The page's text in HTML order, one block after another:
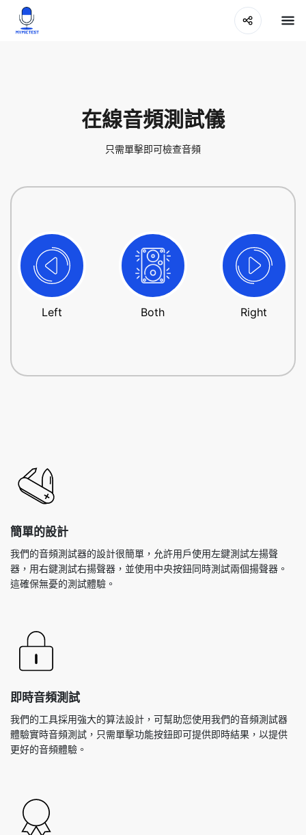
在線音頻測試儀
只需單擊即可檢查音頻
Left Both Right
簡單的設計
我們的音頻測試器的設計很簡單，允許用戶使用左鍵測試左揚聲
器，用右鍵測試右揚聲器，並使用中央按鈕同時測試兩個揚聲器。
這確保無憂的測試體驗。
即時音頻測試
我們的工具採用強大的算法設計，可幫助您使用我們的音頻測試器
體驗實時音頻測試，只需單擊功能按鈕即可提供即時結果，以提供
更好的音頻體驗。